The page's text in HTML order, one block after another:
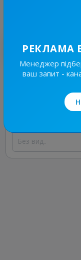
Найкращі за
19.7K/
Новини/
Без вид..
РЕКЛАМА
Менеджер
ваш запит -